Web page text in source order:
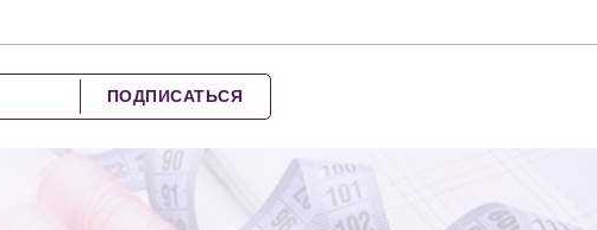
ПОДПИСАТЬСЯ